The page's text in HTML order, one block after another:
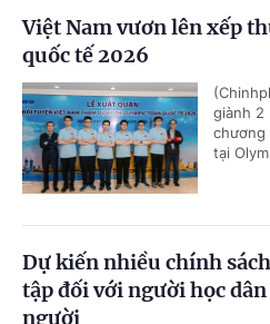
Việt Nam vươn lên xếp
quốc tế 2026
giành 2
chương
tại
Dự kiến nhiều chính
tập đối với người học
người